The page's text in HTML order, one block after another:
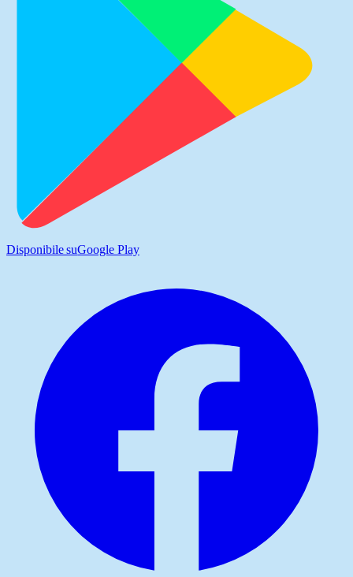
Disponibile suGoogle Play